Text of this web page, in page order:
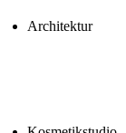
Architektur